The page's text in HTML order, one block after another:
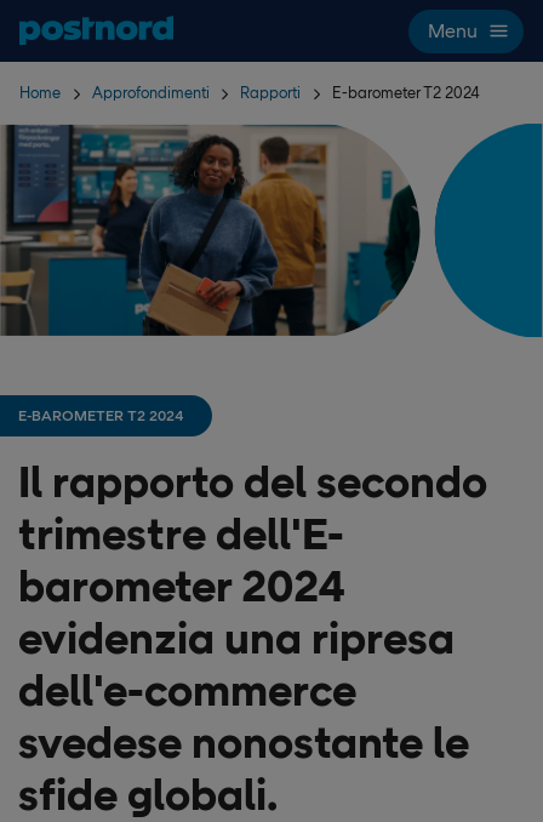
Hoppa över navigering och sök
Menu
Home Approfondimenti Rapporti E-barometer T2 2024
E-BAROMETER T2 2024
Il rapporto del secondo
trimestre dell'E-
barometer 2024
evidenzia una ripresa
dell'e-commerce
svedese nonostante le
sfide globali.